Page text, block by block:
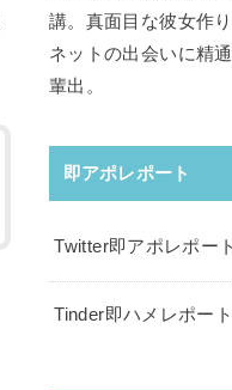
講。真面目な彼女作
ネットの出会いに精
輩出。
即アポレポート
Twitter即アポレポート
Tinder即ハメレポート